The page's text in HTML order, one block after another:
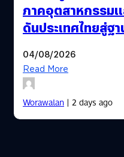
ภาคอุตสาหกรรม
ดันประเทศไทยสู่ฐ
04/08/2026
Read More
Worawalan| 2 days ago